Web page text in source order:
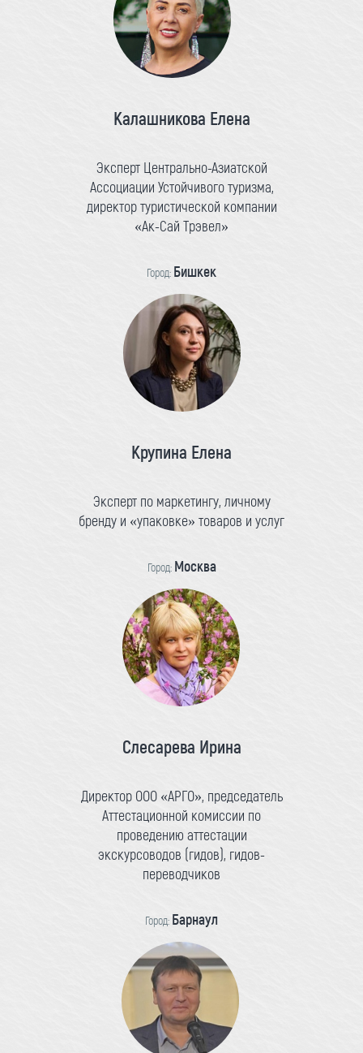
Калашникова Елена
Эксперт Центрально-Азиатской
Ассоциации Устойчивого туризма,
директор туристической компании
«Ак-Сай Трэвел»
Город: Бишкек
Крупина Елена
Эксперт по маркетингу, личному
бренду и «упаковке» товаров и услуг
Город: Москва
Слесарева Ирина
Директор ООО «АРГО», председатель
Аттестационной комиссии по
проведению аттестации
экскурсоводов (гидов), гидов-
переводчиков
Город: Барнаул